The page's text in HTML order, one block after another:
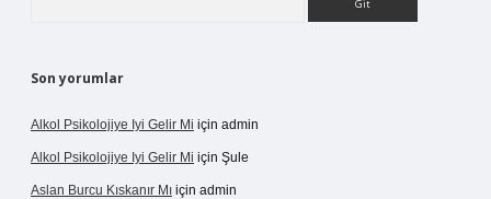
Son yorumlar
Alkol Psikolojiye Iyi Gelir Mi için admin
Alkol Psikolojiye Iyi Gelir Mi için Şule
Aslan Burcu Kıskanır Mı için admin